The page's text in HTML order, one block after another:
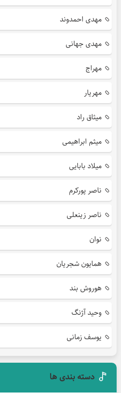
مهدی احمدوند
مهدی جهانی
مهراج
مهریار
میثاق راد
میثم ابراهیمی
میلاد بابایی
ناصر پورکرم
ناصر زینعلی
نوان
همایون شجریان
هوروش بند
وحید آژنگ
یوسف زمانی
دسته بندی ها